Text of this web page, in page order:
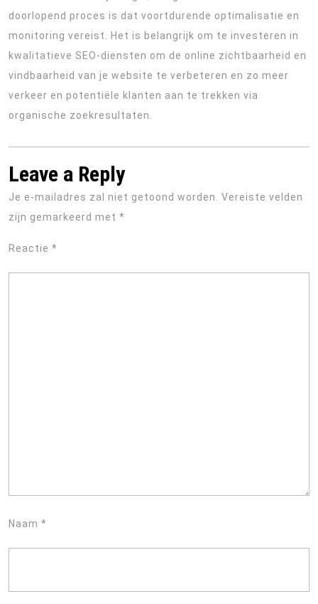
doorlopend proces is dat voortdurende optimalisatie en
monitoring vereist. Het is belangrijk om te investeren in
kwalitatieve SEO-diensten om de online zichtbaarheid en
vindbaarheid van je website te verbeteren en zo meer
verkeer en potentiële klanten aan te trekken via
organische zoekresultaten.
Leave a Reply
Je e-mailadres zal niet getoond worden.
Vereiste velden
zijn gemarkeerd met *
Reactie *
Naam *